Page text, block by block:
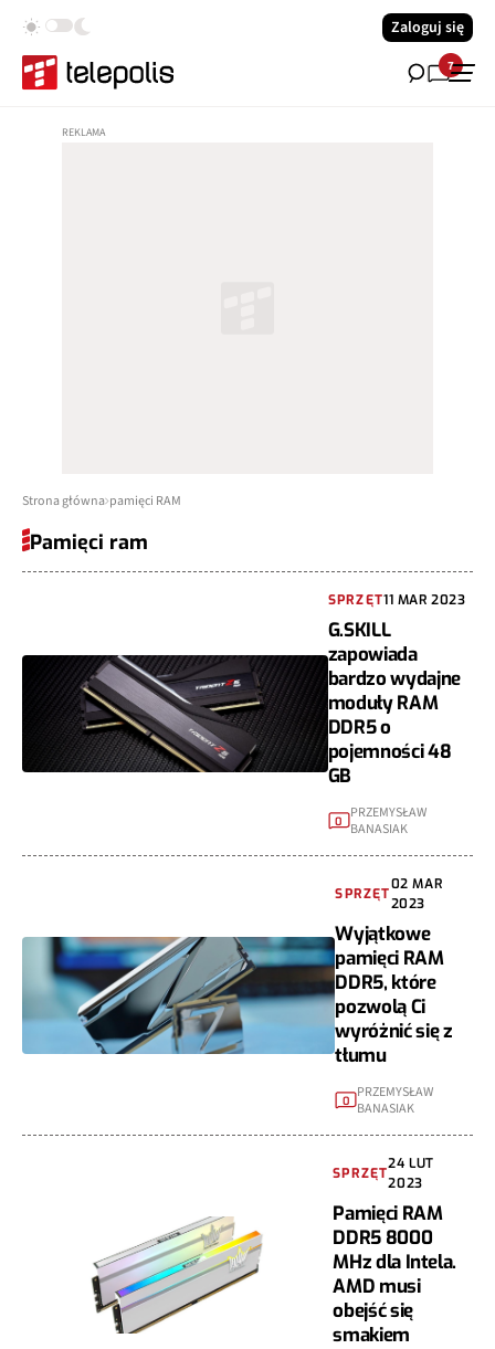
Zaloguj się
7
Strona główna pamięci RAM
Pamięci ram
SPRZĘT11 MAR 2023
G.SKILL
zapowiada
bardzo wydajne
moduły RAM
DDR5 o
pojemności 48
GB
0 PRZEMYSŁAW
BANASIAK
SPRZĘT
02 MAR
2023
Wyjątkowe
pamięci RAM
DDR5, które
pozwolą Ci
wyróżnić się z
tłumu
0
PRZEMYSŁAW
BANASIAK
SPRZĘT
24 LUT
2023
Pamięci RAM
DDR5 8000
MHz dla Intela.
AMD musi
obejść się
smakiem